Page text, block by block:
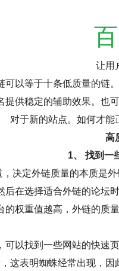
让用
可以等于十条低质量的链
提供稳定的辅助效果。也
对于新的站点。如何才能
高
1、 找到一
，决定外链质量的本质是
后在选择适合外链的论坛
的权重值越高，外链的质
可以找到一些网站的快速
这表明蜘蛛经常出现，因